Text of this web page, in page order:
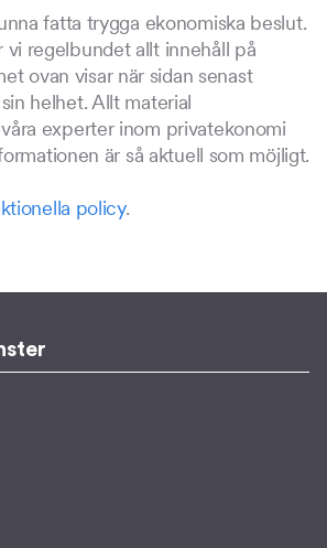
fatta trygga ekonomiska beslut.
vi regelbundet allt innehåll på
ovan visar när sidan senast
helhet. Allt material
experter inom privatekonomi
är så aktuell som möjligt.
policy.